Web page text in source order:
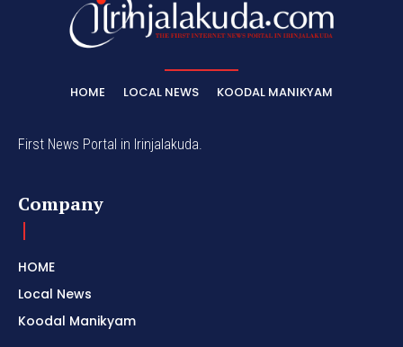
HOME LOCAL NEWS KOODAL MANIKYAM
First News Portal in Irinjalakuda.
Company
HOME
Local News
Koodal Manikyam